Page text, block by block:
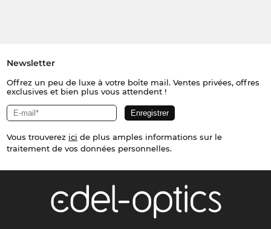
Newsletter
Offrez un peu de luxe à votre boîte mail. Ventes privées, offres
exclusives et bien plus vous attendent !
Vous trouverez ici de plus amples informations sur le
traitement de vos données personnelles.